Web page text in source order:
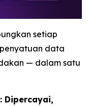
setiap
data
— dalam satu
Dipercayai,